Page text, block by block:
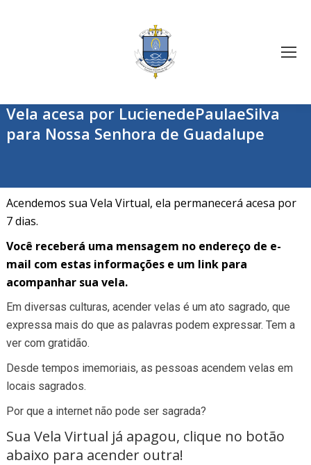
Vela acesa por LucienedePaulaeSilva
para Nossa Senhora de Guadalupe
Acendemos sua Vela Virtual, ela permanecerá acesa por
7 dias.
Você receberá uma mensagem no endereço de e-
mail com estas informações e um link para
acompanhar sua vela.
Em diversas culturas, acender velas é um ato sagrado, que
expressa mais do que as palavras podem expressar. Tem a
ver com gratidão.
Desde tempos imemoriais, as pessoas acendem velas em
locais sagrados.
Por que a internet não pode ser sagrada?
Sua Vela Virtual já apagou, clique no botão
abaixo para acender outra!